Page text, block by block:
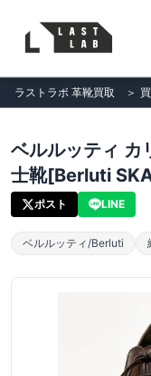
ラストラボ 革靴買取 ＞
ベルルッティ カ
士靴[Berluti
ポスト LINE
ベルルッティ/Berluti